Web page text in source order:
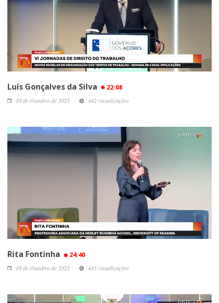
Luís Gonçalves da Silva 22:08
10 de Outubro de 2025 442 visualizações
Rita Fontinha 24:40
10 de Outubro de 2025 445 visualizações